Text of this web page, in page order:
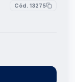
Cód. 13275